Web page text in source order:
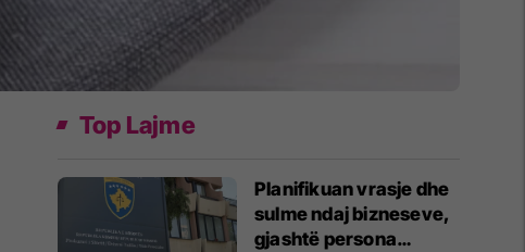
Top Lajme
​Planifikuan vrasje dhe
sulme ndaj bizneseve,
gjashtë persona